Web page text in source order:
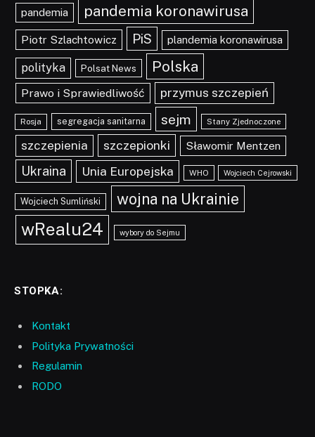
pandemia pandemia koronawirusa
Piotr Szlachtowicz PiS plandemia koronawirusa
polityka Polsat News Polska
Prawo i Sprawiedliwość przymus szczepień
Rosja segregacja sanitarna sejm Stany Zjednoczone
szczepienia szczepionki Sławomir Mentzen
Ukraina Unia Europejska WHO Wojciech Cejrowski
Wojciech Sumliński wojna na Ukrainie
wRealu24 wybory do Sejmu
STOPKA:
Kontakt
Polityka Prywatności
Regulamin
RODO